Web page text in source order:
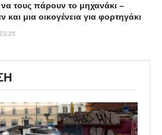
να τους πάρουν το μηχανάκι –
και μια οικογένεια για φορτηγάκι